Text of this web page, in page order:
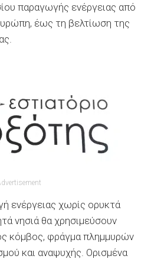
παραγωγής ενέργειας από
έως τη βελτίωση της
ενέργειας χωρίς ορυκτά
νησιά θα χρησιμεύσουν
κόμβος, φράγμα πλημμυρών
και αναψυχής. Ορισμένα